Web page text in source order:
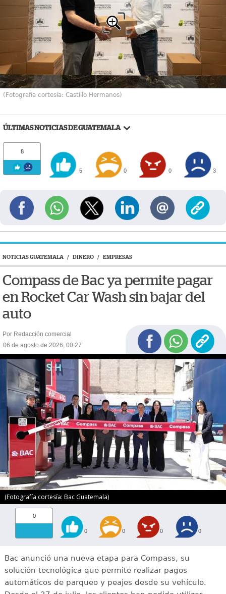
(Fotografía cortesía: Castillo Hermanos)
ÚLTIMAS NOTICIAS DE GUATEMALA
8
5 0 0 3
NOTICIAS GUATEMALA / DINERO / EMPRESAS
Compass de Bac ya permite pagar
en Rocket Car Wash sin bajar del
auto
Por Redacción comercial
06 de agosto de 2026, 00:27
(Fotografía cortesía: Bac Guatemala)
0
0 0 0 0
Bac anunció una nueva etapa para Compass, su
solución tecnológica que permite realizar pagos
automáticos de parqueo y peajes desde su vehículo.